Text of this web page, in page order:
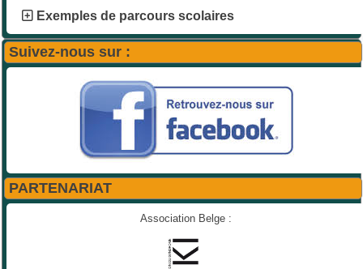
Exemples de parcours scolaires
Suivez-nous sur :
PARTENARIAT
Association Belge :